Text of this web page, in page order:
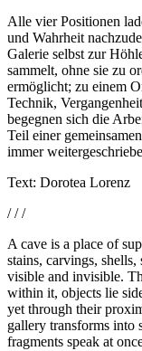
Alle vier Positionen
und Wahrheit
Galerie selbst zur
sammelt, ohne sie zu
ermöglicht; zu einem
Technik,
begegnen sich die
Teil einer
immer
Text: Dorotea Lorenz
/ / /
A cave is a place of
stains, carvings, shells,
visible and invisible.
within it, objects lie
yet through their
gallery transforms into
fragments speak at